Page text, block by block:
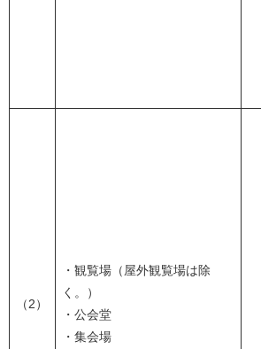
（2）
・観覧場（屋外観覧場は除
く。）
・公会堂
・集会場